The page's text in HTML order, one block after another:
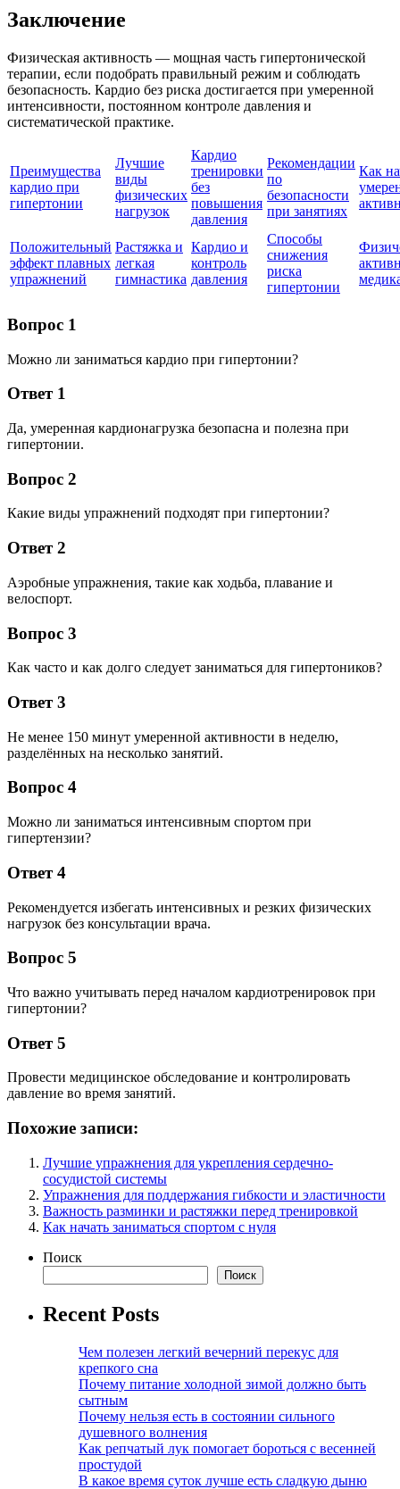
Заключение
Физическая активность — мощная часть гипертонической
терапии, если подобрать правильный режим и соблюдать
безопасность. Кардио без риска достигается при умеренной
интенсивности, постоянном контроле давления и
систематической практике.
Преимущества
кардио при
гипертонии
Лучшие
виды
физических
нагрузок
Кардио
тренировки
без
повышения
давления
Рекомендации
по
безопасности
при занятиях
Как
Положительный
эффект плавных
упражнений
Растяжка и
легкая
гимнастика
Кардио и
контроль
давления
Способы
снижения
риска
гипертонии
Вопрос 1
Можно ли заниматься кардио при гипертонии?
Ответ 1
Да, умеренная кардионагрузка безопасна и полезна при
гипертонии.
Вопрос 2
Какие виды упражнений подходят при гипертонии?
Ответ 2
Аэробные упражнения, такие как ходьба, плавание и
велоспорт.
Вопрос 3
Как часто и как долго следует заниматься для гипертоников?
Ответ 3
Не менее 150 минут умеренной активности в неделю,
разделённых на несколько занятий.
Вопрос 4
Можно ли заниматься интенсивным спортом при
гипертензии?
Ответ 4
Рекомендуется избегать интенсивных и резких физических
нагрузок без консультации врача.
Вопрос 5
Что важно учитывать перед началом кардиотренировок при
гипертонии?
Ответ 5
Провести медицинское обследование и контролировать
давление во время занятий.
Похожие записи:
Лучшие упражнения для укрепления сердечно-
сосудистой системы
Упражнения для поддержания гибкости и эластичности
Важность разминки и растяжки перед тренировкой
Как начать заниматься спортом с нуля
Поиск
Поиск
Recent Posts
Чем полезен легкий вечерний перекус для
крепкого сна
Почему питание холодной зимой должно быть
сытным
Почему нельзя есть в состоянии сильного
душевного волнения
Как репчатый лук помогает бороться с весенней
простудой
В какое время суток лучше есть сладкую дыню